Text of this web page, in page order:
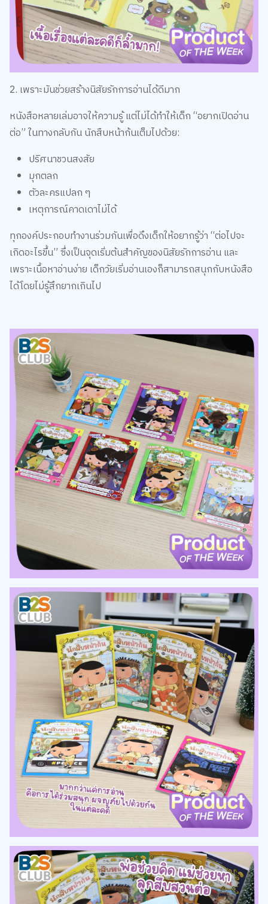
ปริศนาชวนสงสัย
มุกตลก
ตัวละครแปลก ๆ
เหตุการณ์คาดเดาไม่ได้
ทุกองค์ประกอบทำงานร่วมกันเพื่อดึงเด็กให้อยากรู้ว่า “ต่อไปจะ
เพราะเนื้อหาอ่านง่าย เด็กวัยเริ่มอ่านเองก็สามารถสนุกกับหนังสือ
ได้โดยไม่รู้สึกยากเกินไป